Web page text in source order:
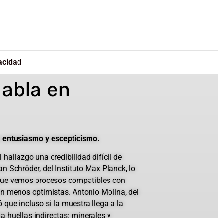
en
y escepticismo.
hallazgo una credibilidad difícil de
Schröder, del Instituto Max Planck, lo
vemos procesos compatibles con
menos optimistas. Antonio Molina, del
que incluso si la muestra llega a la
huellas indirectas: minerales y